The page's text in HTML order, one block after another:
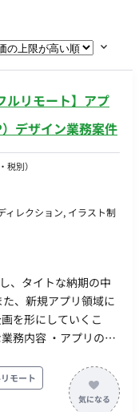
ルリモート】アプ
デザイン業務案件
税別）
ィレクション, イラスト制
、タイトな納期の中
、新規アプリ領域に
を形にしていくこ
連携、進行管理 ※アプ
応いただける方がベ
モート